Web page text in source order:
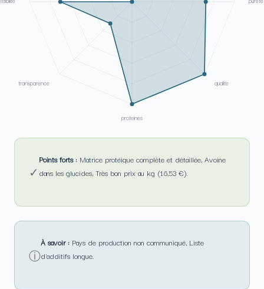
qualite
proteines
transparence
✓
Points forts : Matrice protéique complète et détaillée, Avoine
dans les glucides, Très bon prix au kg (16,53 €).
ⓘ
À savoir : Pays de production non communiqué, Liste
d'additifs longue.